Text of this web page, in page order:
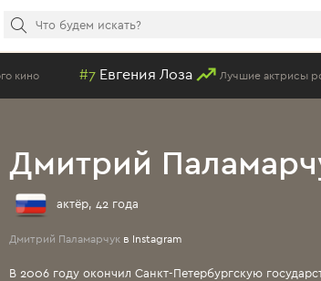
Лоза Лучшие актрисы российских сериалов
Дмитрий
актёр, 42 года
Дмитрий Паламарчук в Instagram
В 2006 году окончил Санкт-Петербургскую